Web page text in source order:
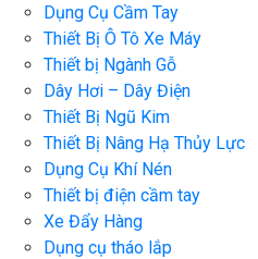
Dụng Cụ Cầm Tay
Thiết Bị Ô Tô Xe Máy
Thiết bị Ngành Gỗ
Dây Hơi – Dây Điện
Thiết Bị Ngũ Kim
Thiết Bị Nâng Hạ Thủy Lực
Dụng Cụ Khí Nén
Thiết bị điện cầm tay
Xe Đẩy Hàng
Dụng cụ tháo lắp